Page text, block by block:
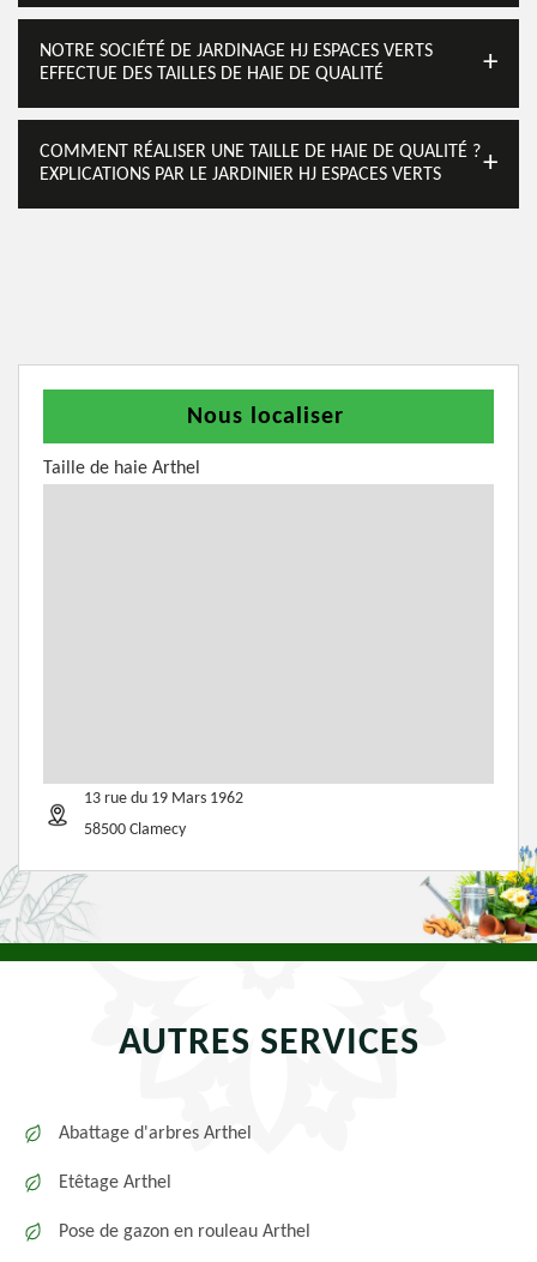
NOTRE SOCIÉTÉ DE JARDINAGE HJ ESPACES VERTS
EFFECTUE DES TAILLES DE HAIE DE QUALITÉ
COMMENT RÉALISER UNE TAILLE DE HAIE DE QUALITÉ ?
EXPLICATIONS PAR LE JARDINIER HJ ESPACES VERTS
Nous localiser
Taille de haie Arthel
13 rue du 19 Mars 1962
58500 Clamecy
AUTRES SERVICES
Abattage d'arbres Arthel
Etêtage Arthel
Pose de gazon en rouleau Arthel